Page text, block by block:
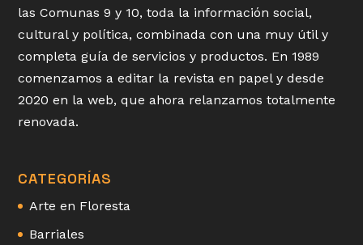
las Comunas 9 y 10, toda la información social,
cultural y política, combinada con una muy útil y
completa guía de servicios y productos. En 1989
comenzamos a editar la revista en papel y desde
2020 en la web, que ahora relanzamos totalmente
renovada.
CATEGORÍAS
Arte en Floresta
Barriales